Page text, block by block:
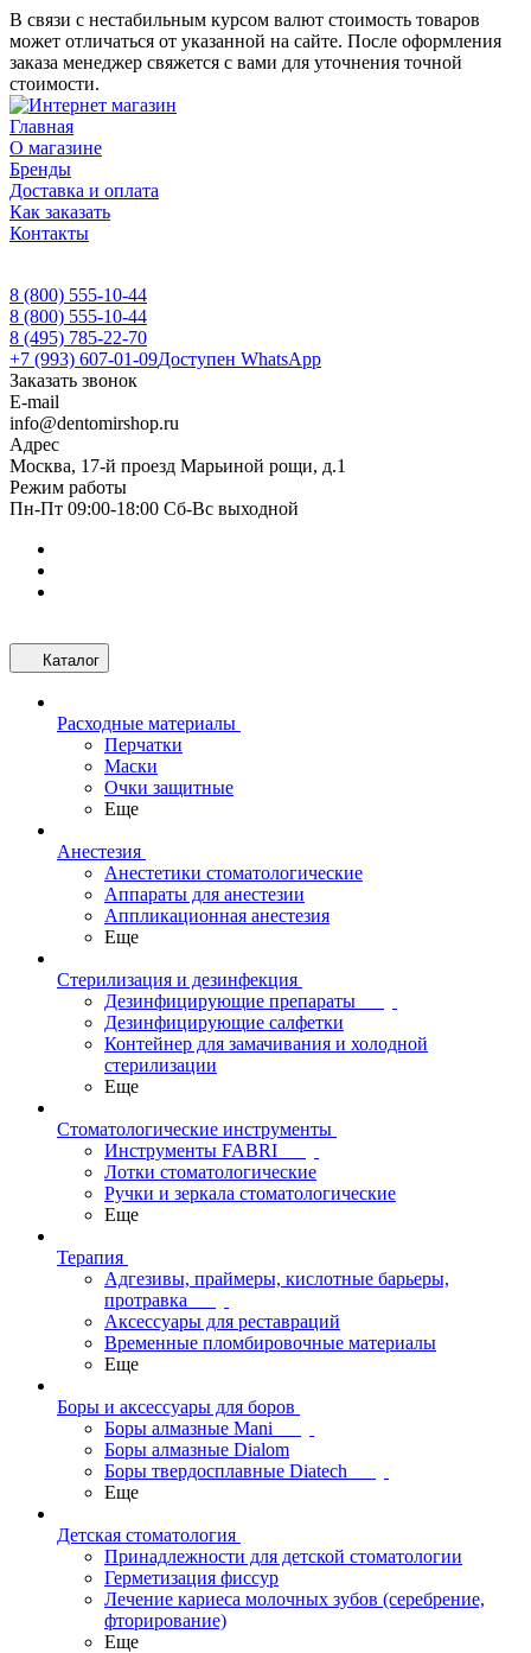
В связи с нестабильным курсом валют стоимость товаров
может отличаться от указанной на сайте. После оформления
заказа менеджер свяжется с вами для уточнения точной
стоимости.
Главная
О магазине
Бренды
Доставка и оплата
Как заказать
Контакты
8 (800) 555-10-44
8 (800) 555-10-44
8 (495) 785-22-70
+7 (993) 607-01-09Доступен WhatsApp
Заказать звонок
E-mail
info@dentomirshop.ru
Адрес
Москва, 17-й проезд Марьиной рощи, д.1
Режим работы
Пн-Пт 09:00-18:00 Сб-Вс выходной
Каталог
Расходные материалы
Перчатки
Маски
Очки защитные
Еще
Анестезия
Анестетики стоматологические
Аппараты для анестезии
Аппликационная анестезия
Еще
Стерилизация и дезинфекция
Дезинфицирующие препараты
Дезинфицирующие салфетки
Контейнер для замачивания и холодной
стерилизации
Еще
Стоматологические инструменты
Инструменты FABRI
Лотки стоматологические
Ручки и зеркала стоматологические
Еще
Терапия
Адгезивы, праймеры, кислотные барьеры,
протравка
Аксессуары для реставраций
Временные пломбировочные материалы
Еще
Боры и аксессуары для боров
Боры алмазные Mani
Боры алмазные Dialom
Боры твердосплавные Diatech
Еще
Детская стоматология
Принадлежности для детской стоматологии
Герметизация фиссур
Лечение кариеса молочных зубов (серебрение,
фторирование)
Еще